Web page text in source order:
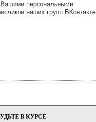
Вашими персональными
наших групп ВКонтакте
В КУРСЕ